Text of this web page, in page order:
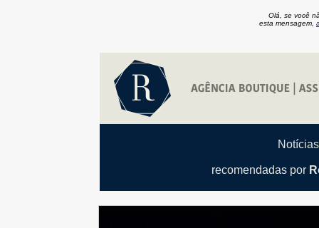
Olá, se você
esta mensagem,
recomendadas por